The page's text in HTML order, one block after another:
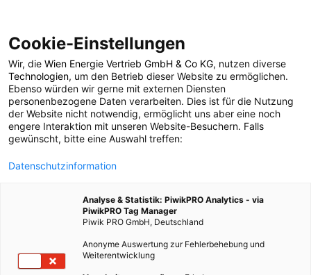
POSTS BY TAG
Wertewandel
1 BEITRAG
Cookie-Einstellungen
Wir, die Wien Energie Vertrieb GmbH & Co KG, nutzen diverse
Technologien, um den Betrieb dieser Website zu ermöglichen.
Ebenso würden wir gerne mit externen Diensten
personenbezogene Daten verarbeiten. Dies ist für die Nutzung
der Website nicht notwendig, ermöglicht uns aber eine noch
engere Interaktion mit unseren Website-Besuchern. Falls
gewünscht, bitte eine Auswahl treffen:
Datenschutzinformation
Analyse & Statistik: PiwikPRO Analytics - via
PiwikPRO Tag Manager
Piwik PRO GmbH, Deutschland
Anonyme Auswertung zur Fehlerbehebung und
Weiterentwicklung